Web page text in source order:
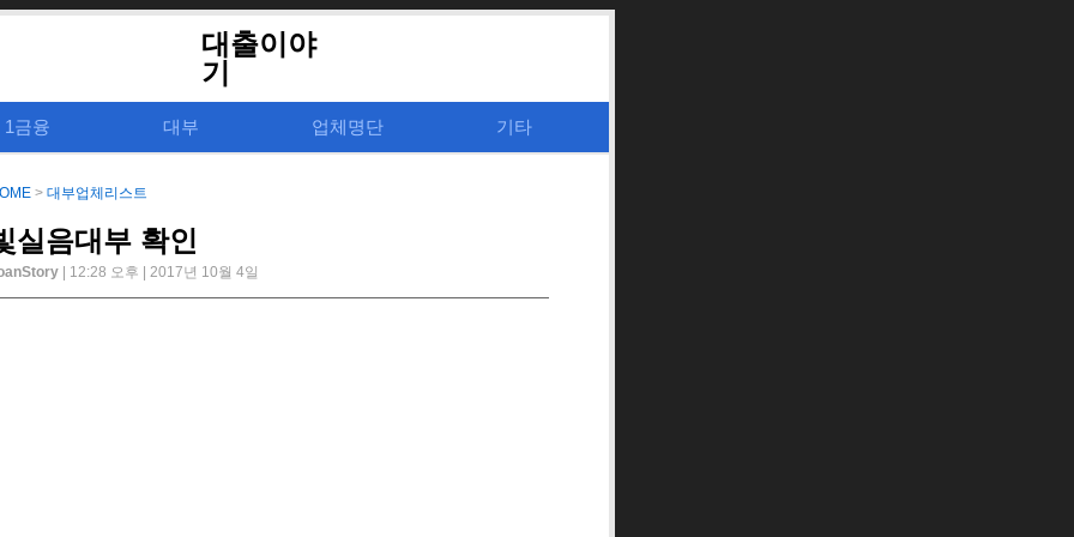
대출이야
기
1금융 대부 업체명단 기타
> 대부업체리스트
실음대부 확인
| 12:28 오후 | 2017년 10월 4일